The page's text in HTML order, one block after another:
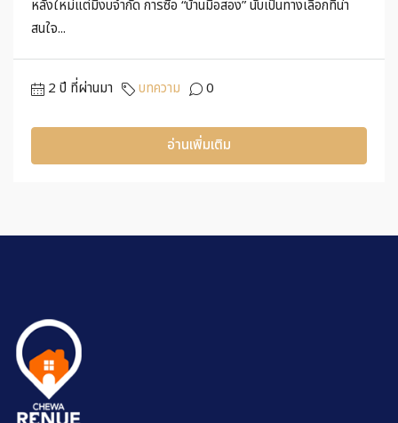
หลังใหม่แต่มีงบจำกัด การซื้อ “บ้านมือสอง” นับเป็นทางเลือกที่น่า
สนใจ...
2 ปี ที่ผ่านมา บทความ 0
อ่านเพิ่มเติม